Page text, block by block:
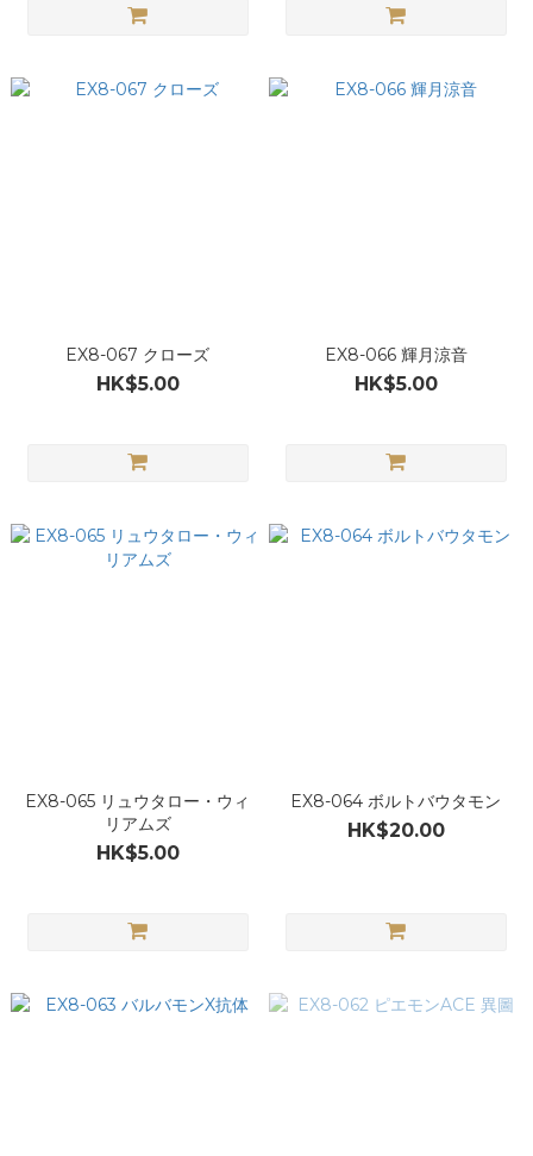
EX8-067 クローズ
HK$5.00
EX8-066 輝月涼音
HK$5.00
EX8-065 リュウタロー・ウィ
リアムズ
HK$5.00
EX8-064 ボルトバウタモン
HK$20.00